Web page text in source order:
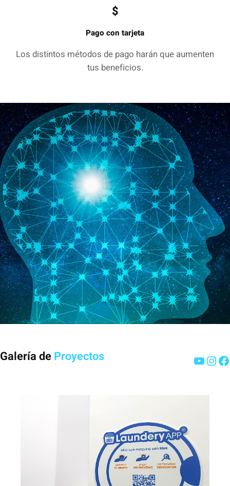
$
Pago con tarjeta
Los distintos métodos de pago harán que aumenten
tus beneficios.
Galería deProyectos